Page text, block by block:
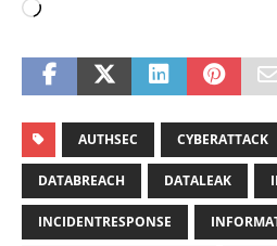
AUTHSEC CYBERATTACK
DATABREACH DATALEAK
INCIDENTRESPONSE